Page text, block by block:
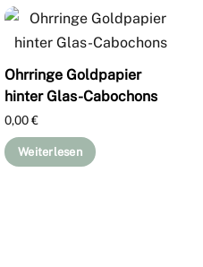
Ohrringe Goldpapier
hinter Glas-Cabochons
0,00€
Weiterlesen